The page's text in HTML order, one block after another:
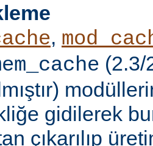
,
(2.3/
gidilerek
çıkarılıp